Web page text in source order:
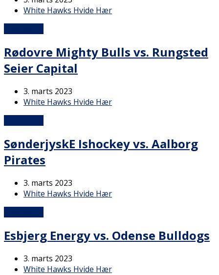
White Hawks Hvide Hær
Rødovre Mighty Bulls vs. Rungsted
Seier Capital
3. marts 2023
White Hawks Hvide Hær
SønderjyskE Ishockey vs. Aalborg
Pirates
3. marts 2023
White Hawks Hvide Hær
Esbjerg Energy vs. Odense Bulldogs
3. marts 2023
White Hawks Hvide Hær